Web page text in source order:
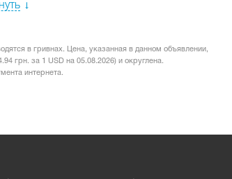
в гривнах. Цена, указанная в данном объявлении,
грн. за 1 USD на 05.08.2026) и округлена.
интернета.